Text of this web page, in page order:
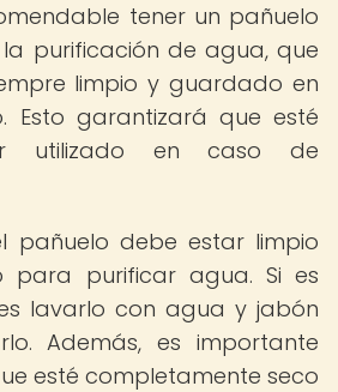
tener un pañuelo
purificación de agua, que
limpio y guardado en
Esto garantizará que esté
utilizado en caso de
pañuelo debe estar limpio
para purificar agua. Si es
lavarlo con agua y jabón
Además, es importante
esté completamente seco